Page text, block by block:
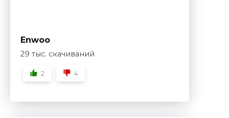
Enwoo
29 тыс. скачиваний
2 4